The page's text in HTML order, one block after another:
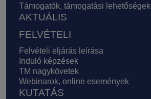
Támogatók, támogatási lehetőségek
AKTUÁLIS
FELVÉTELI
Felvételi eljárás leírása
Induló képzések
TM nagykövetek
Webinarok, online események
KUTATÁS